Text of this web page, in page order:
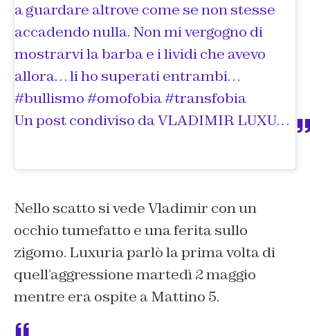
a guardare altrove come se non stesse
accadendo nulla. Non mi vergogno di
mostrarvi la barba e i lividi che avevo
allora… li ho superati entrambi…
#bullismo #omofobia #transfobia
Un post condiviso daVLADIMIR LUXURIA
Nello scatto si vede Vladimir con un
occhio tumefatto e una ferita sullo
zigomo. Luxuria parlò la prima volta di
quell’aggressione martedì 2 maggio
mentre era ospite aMattino 5.